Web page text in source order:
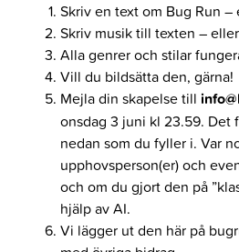
Skriv en text om Bug Run –
Skriv musik till texten –
Alla genrer och stilar
Vill du bildsätta den, gärna!
Mejla din skapelse till
onsdag 3 juni kl 23.59. Det
nedan som du fyller i. Var
upphovsperson(er) och
och om du gjort den på
hjälp av AI.
Vi lägger ut den här på